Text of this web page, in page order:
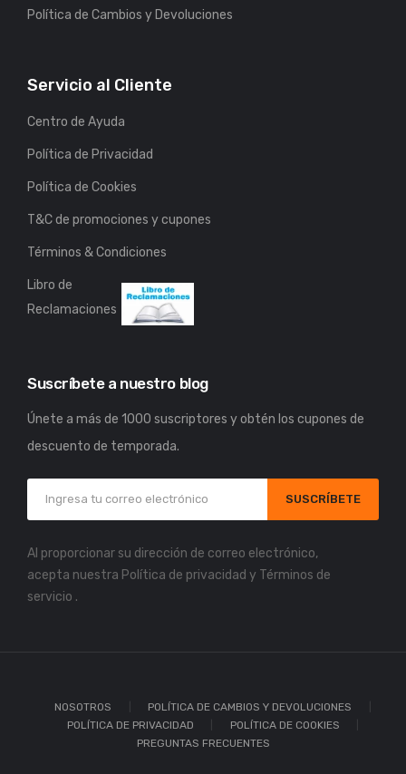
Política de Cambios y Devoluciones
Servicio al Cliente
Centro de Ayuda
Política de Privacidad
Política de Cookies
T&C de promociones y cupones
Términos & Condiciones
Libro de
Reclamaciones
Suscríbete a nuestro blog
Únete a más de 1000 suscriptores y obtén los cupones de
descuento de temporada.
SUSCRÍBETE
Al proporcionar su dirección de correo electrónico,
acepta nuestra Política de privacidad y Términos de
servicio .
NOSOTROS
POLÍTICA DE CAMBIOS Y DEVOLUCIONES
POLÍTICA DE PRIVACIDAD
POLÍTICA DE COOKIES
PREGUNTAS FRECUENTES